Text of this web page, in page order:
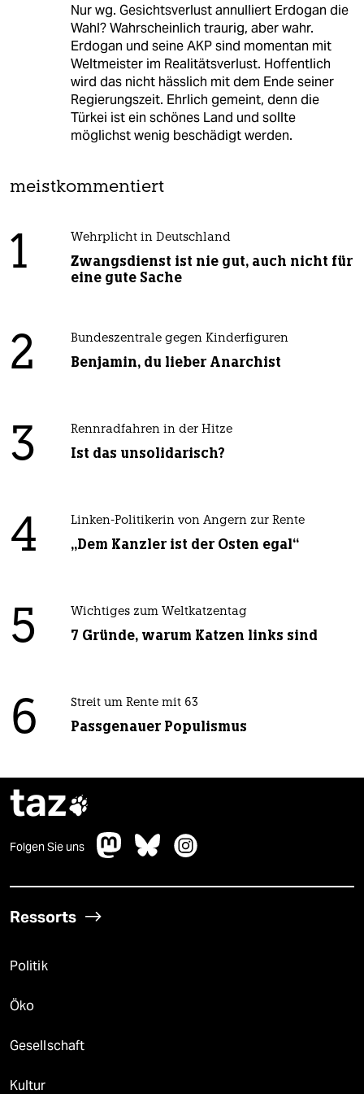
Nur wg. Gesichtsverlust annulliert Erdogan die
Wahl? Wahrscheinlich traurig, aber wahr.
Erdogan und seine AKP sind momentan mit
Weltmeister im Realitätsverlust. Hoffentlich
wird das nicht hässlich mit dem Ende seiner
Regierungszeit. Ehrlich gemeint, denn die
Türkei ist ein schönes Land und sollte
möglichst wenig beschädigt werden.
meistkommentiert
1 Wehrplicht in Deutschland
Zwangsdienst ist nie gut, auch nicht für
eine gute Sache
2 Bundeszentrale gegen Kinderfiguren
Benjamin, du lieber Anarchist
3 Rennradfahren in der Hitze
Ist das unsolidarisch?
4 Linken-Politikerin von Angern zur Rente
„Dem Kanzler ist der Osten egal“
5 Wichtiges zum Weltkatzentag
7 Gründe, warum Katzen links sind
6 Streit um Rente mit 63
Passgenauer Populismus
taz
Folgen Sie uns
Ressorts
Politik
Öko
Gesellschaft
Kultur